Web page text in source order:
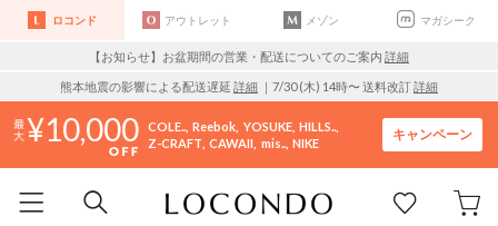
ロコンド アウトレット メゾン マガシーク
【お知らせ】お盆期間の営業・配送についてのご案内 詳細
熊本地震の影響による配送遅延 詳細 ｜7/30 (木) 14時〜 送料改訂詳細
10,000 COLE.. Reebok YOSUKE HILLS..
Z-CRAFT CAWAII mis.. NIKE
キャンペーン